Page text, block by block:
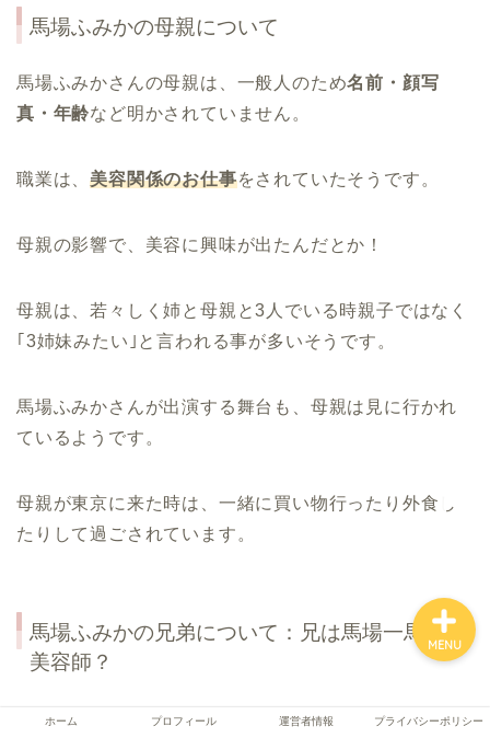
馬場ふみかの母親について
馬場ふみかさんの母親は、一般人のため名前・顔写
真・年齢など明かされていません。
職業は、美容関係のお仕事をされていたそうです。
母親の影響で、美容に興味が出たんだとか！
母親は、若々しく姉と母親と3人でいる時親子ではなく
｢3姉妹みたい｣と言われる事が多いそうです。
馬場ふみかさんが出演する舞台も、母親は見に行かれ
ているようです。
母親が東京に来た時は、一緒に買い物行ったり外食し
たりして過ごされています。
馬場ふみかの兄弟について：兄は馬場一馬で
美容師？
馬場ふみかさんは、姉はいますが兄はいません。
ホーム プロフィール 運営者情報 プライバシーポリシー
MENU
ホーム
プロフィール